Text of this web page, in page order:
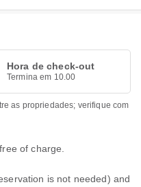
Hora de check-out
Termina em 10.00
as propriedades; verifique com
of charge.
is not needed) and